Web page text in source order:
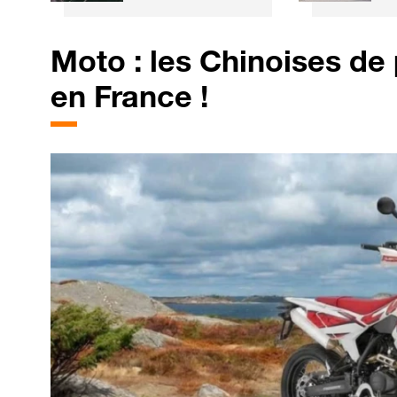
retrouver leur
calme
Moto : les Chinoises
en France !